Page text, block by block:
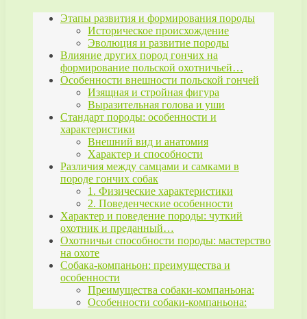
Этапы развития и формирования породы
Историческое происхождение
Эволюция и развитие породы
Влияние других пород гончих на
формирование польской охотничьей…
Особенности внешности польской гончей
Изящная и стройная фигура
Выразительная голова и уши
Стандарт породы: особенности и
характеристики
Внешний вид и анатомия
Характер и способности
Различия между самцами и самками в
породе гончих собак
1. Физические характеристики
2. Поведенческие особенности
Характер и поведение породы: чуткий
охотник и преданный…
Охотничьи способности породы: мастерство
на охоте
Собака-компаньон: преимущества и
особенности
Преимущества собаки-компаньона:
Особенности собаки-компаньона: